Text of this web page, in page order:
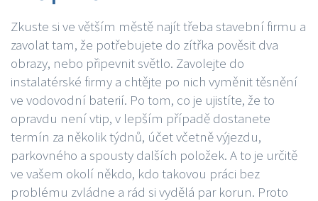
Zkuste si ve větším městě najít třeba stavební firmu a
zavolat tam, že potřebujete do zítřka pověsit dva
obrazy, nebo připevnit světlo. Zavolejte do
instalatérské firmy a chtějte po nich vyměnit těsnění
ve vodovodní baterií. Po tom, co je ujistíte, že to
opravdu není vtip, v lepším případě dostanete
termín za několik týdnů, účet včetně výjezdu,
parkovného a spousty dalších položek. A to je určitě
ve vašem okolí někdo, kdo takovou práci bez
problému zvládne a rád si vydělá par korun. Proto